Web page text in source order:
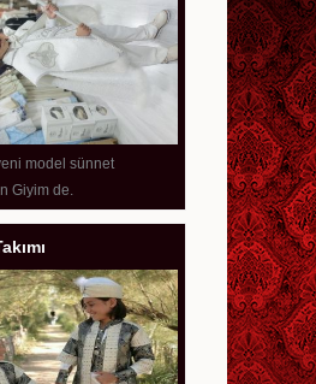
model sünnet
Giyim de.